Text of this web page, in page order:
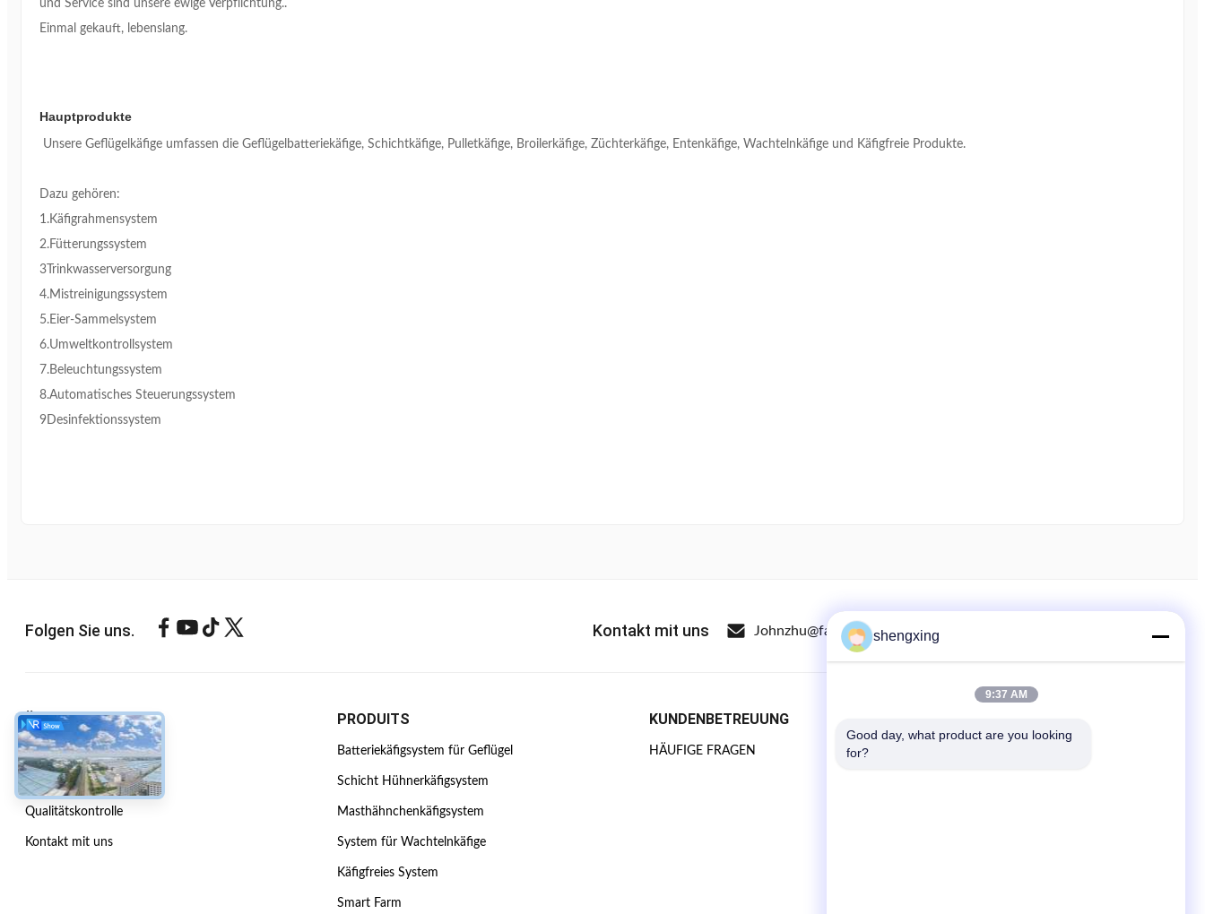
und Service sind unsere ewige Verpflichtung..
Einmal gekauft, lebenslang.
Hauptprodukte
Unsere Geflügelkäfige umfassen die Geflügelbatteriekäfige, Schichtkäfige, Pulletkäfige, Broilerkäfige, Züchterkäfige, Entenkäfige, Wachtelnkäfige und Käfigfreie Produkte.
Dazu gehören:
1.Käfigrahmensystem
2.Fütterungssystem
3Trinkwasserversorgung
4.Mistreinigungssystem
5.Eier-Sammelsystem
6.Umweltkontrollsystem
7.Beleuchtungssystem
8.Automatisches Steuerungssystem
9Desinfektionssystem
Folgen Sie uns. Kontakt mit uns Johnzhu@farmrob.com 8615882071508
ÜBER UNS
Unternehmensprofil
Werksbesichtigung
Qualitätskontrolle
Kontakt mit uns
PRODUITS
Batteriekäfigsystem für Geflügel
Schicht Hühnerkäfigsystem
Masthähnchenkäfigsystem
System für Wachtelnkäfige
Käfigfreies System
Smart Farm
KUNDENBETREUUNG
HÄUFIGE FRAGEN
shengxing
9:37 AM
Good day, what product are you looking
for?